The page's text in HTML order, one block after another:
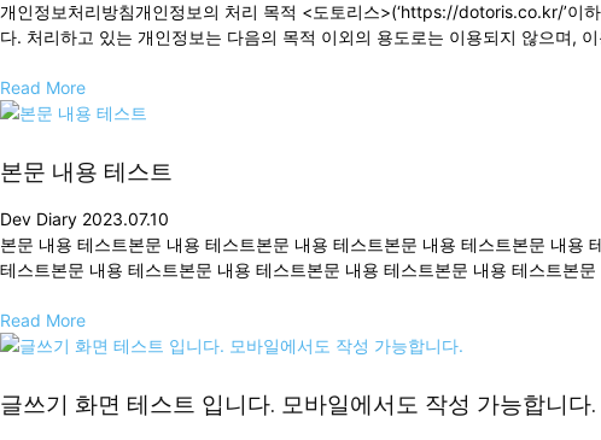
개인정보처리방침개인정보의 처리 목적 <도토리스>(‘https://dotoris.co.kr/’이
다. 처리하고 있는 개인정보는 다음의 목적 이외의 용도로는 이용되지 않으며,
Read More
본문 내용 테스트
Dev Diary 2023.07.10
본문 내용 테스트본문 내용 테스트본문 내용 테스트본문 내용 테스트본문 내
테스트본문 내용 테스트본문 내용 테스트본문 내용 테스트본문 내용 테스트본
Read More
글쓰기 화면 테스트 입니다. 모바일에서도 작성 가능합니다.